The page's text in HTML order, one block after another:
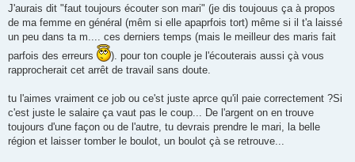
s
a
g
J'aurais dit "faut toujours écouter son mari" (je dis toujouus ça à propos
de ma femme en général (mêm si elle apaprfois tort) même si il t'a laissé
un peu dans ta m.... ces derniers temps (mais le meilleur des maris fait
parfois des erreurs
). pour ton couple je l'écouterais aussi çà vous
rapprocherait cet arrêt de travail sans doute.
tu l'aimes vraiment ce job ou ce'st juste aprce qu'il paie correctement ?Si
c'est juste le salaire ça vaut pas le coup... De l'argent on en trouve
toujours d'une façon ou de l'autre, tu devrais prendre le mari, la belle
région et laisser tomber le boulot, un boulot çà se retrouve...